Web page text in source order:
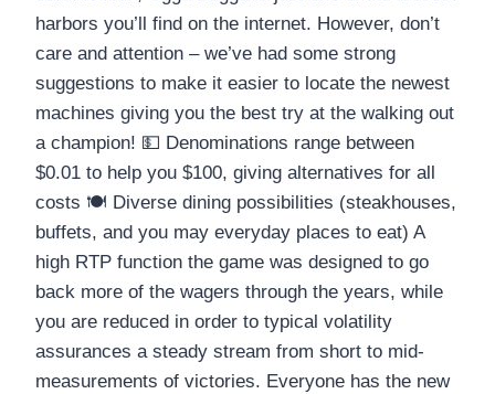
harbors you’ll find on the internet. However, don’t
care and attention – we’ve had some strong
suggestions to make it easier to locate the newest
machines giving you the best try at the walking out
a champion! 💵 Denominations range between
$0.01 to help you $100, giving alternatives for all
costs 🍽 Diverse dining possibilities (steakhouses,
buffets, and you may everyday places to eat) A
high RTP function the game was designed to go
back more of the wagers through the years, while
you are reduced in order to typical volatility
assurances a steady stream from short to mid-
measurements of victories. Everyone has the new